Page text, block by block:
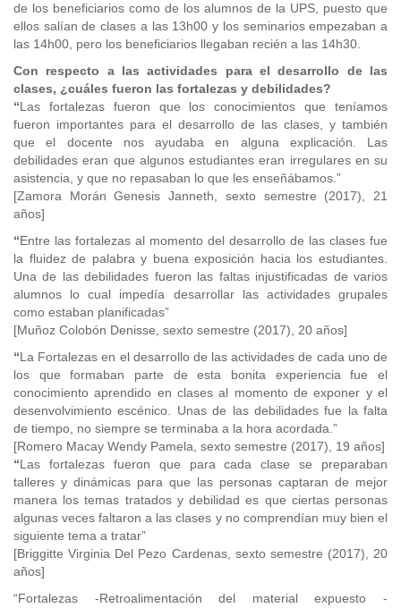
de los beneficiarios como de los alumnos de la UPS, puesto que
ellos salían de clases a las 13h00 y los seminarios empezaban a
las 14h00, pero los beneficiarios llegaban recién a las 14h30.
Con respecto a las actividades para el desarrollo de las
clases, ¿cuáles fueron las fortalezas y debilidades?
“Las fortalezas fueron que los conocimientos que teníamos
fueron importantes para el desarrollo de las clases, y también
que el docente nos ayudaba en alguna explicación. Las
debilidades eran que algunos estudiantes eran irregulares en su
asistencia, y que no repasaban lo que les enseñábamos.”
[Zamora Morán Genesis Janneth, sexto semestre (2017), 21
años]
“Entre las fortalezas al momento del desarrollo de las clases fue
la fluidez de palabra y buena exposición hacia los estudiantes.
Una de las debilidades fueron las faltas injustificadas de varios
alumnos lo cual impedía desarrollar las actividades grupales
como estaban planificadas”
[Muñoz Colobón Denisse, sexto semestre (2017), 20 años]
“La Fortalezas en el desarrollo de las actividades de cada uno de
los que formaban parte de esta bonita experiencia fue el
conocimiento aprendido en clases al momento de exponer y el
desenvolvimiento escénico. Unas de las debilidades fue la falta
de tiempo, no siempre se terminaba a la hora acordada.”
[Romero Macay Wendy Pamela, sexto semestre (2017), 19 años]
“Las fortalezas fueron que para cada clase se preparaban
talleres y dinámicas para que las personas captaran de mejor
manera los temas tratados y debilidad es que ciertas personas
algunas veces faltaron a las clases y no comprendían muy bien el
siguiente tema a tratar”
[Briggitte Virginia Del Pezo Cardenas, sexto semestre (2017), 20
años]
“Fortalezas -Retroalimentación del material expuesto -